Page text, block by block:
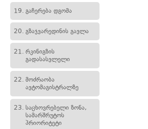
19. გაჩერება დგომა
20. გზაჯვარედინის გავლა
21. რკინიგზის
გადასასვლელი
22. მოძრაობა
ავტომაგისტრალზე
23. საცხოვრებელი ზონა,
სამარშრუტოს
პრიორიტეტი